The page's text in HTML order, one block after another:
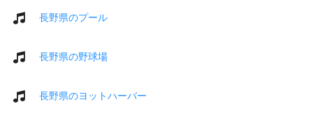
長野県のプール
長野県の野球場
長野県のヨットハーバー